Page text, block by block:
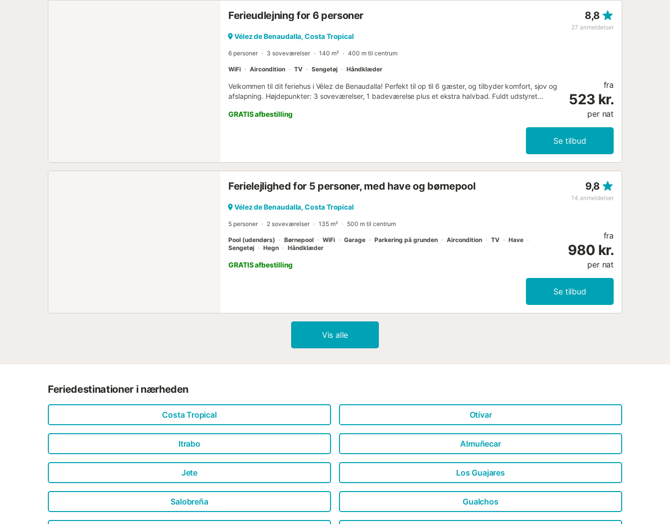
Ferieudlejning for 6 personer 8,8
27 anmeldelser
Vélez de Benaudalla, Costa Tropical
6 personer 3 soveværelser 140 m² 400 m til centrum
WiFi Aircondition TV Sengetøj Håndklæder
Velkommen til dit feriehus i Vélez de Benaudalla! Perfekt til op til 6 gæster, og tilbyder komfort, sjov og
afslapning. Højdepunkter: 3 soveværelser, 1 badeværelse plus et ekstra halvbad. Fuldt udstyret
dedikeret arbejdsområde. Aircondition i 2 soveværelser og i stue-spisestuen. Ventilatorer i alle rum.
Vaskemaskine. Privat terrasse med bord, stole og gasgrill til mindeværdige eftermiddage. Barneseng
og barnestol til rådighed for de små. Ekstra ting du vil elske: Gratis parkering i nærheden. Ladestander
til elbiler. Bøger og lokale anbefalinger. Kæledyr er velkomne! Perfekt beliggenhed: Strand 15 minutters
kørsel væk, Granada 30 minutters kørsel væk. Bjerg- og vandsportsaktiviteter inden for rækkevidde.
GRATIS afbestilling
fra
523 kr.
per nat
Se tilbud
Ferielejlighed for 5 personer, med have og børnepool 9,8
14 anmeldelser
Vélez de Benaudalla, Costa Tropical
5 personer 2 soveværelser 135 m² 500 m til centrum
Pool (udendørs) Børnepool WiFi Garage Parkering på grunden Aircondition TV
Have
Sengetøj
Hegn Håndklæder
GRATIS afbestilling
fra
980 kr.
per nat
Se tilbud
Vis alle
Feriedestinationer i nærheden
Costa Tropical Otívar
Itrabo Almuñecar
Jete Los Guajares
Salobreña Gualchos